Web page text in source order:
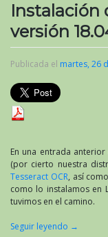
Instalación
versión
Publicada el martes, 26
En una entrada
(por cierto nuestra
Tesseract OCR, así
como lo instalamos en
tuvimos en el camino.
Seguir leyendo →